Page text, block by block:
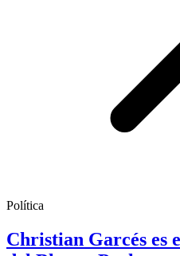
Política
Christian Garcés es